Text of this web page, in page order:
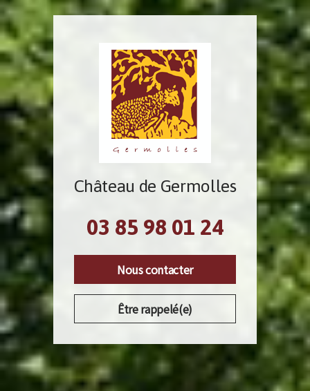
Château de Germolles
03 85 98 01 24
Nous contacter
Être rappelé(e)